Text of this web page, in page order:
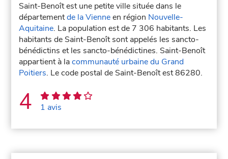
Saint-Benoît est une petite ville située dans le
départementde la Vienneen région Nouvelle-
Aquitaine. La population est de 7 306 habitants. Les
habitants de Saint-Benoît sont appelés les sancto-
bénédictins et les sancto-bénédictines. Saint-Benoît
appartient à lacommunauté urbaine du Grand
Poitiers. Le code postal de Saint-Benoît est 86280.
4 1 avis